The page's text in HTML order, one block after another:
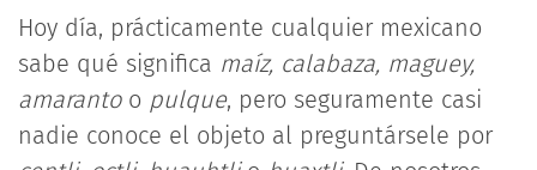
Hoy día, prácticamente cualquier mexicano
sabe qué significa maíz, calabaza, maguey,
amarantoo pulque, pero seguramente casi
nadie conoce el objeto al preguntársele por